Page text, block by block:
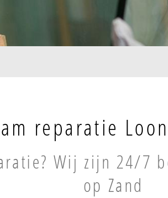
reparatie
Wij zijn 24/7
op Zand